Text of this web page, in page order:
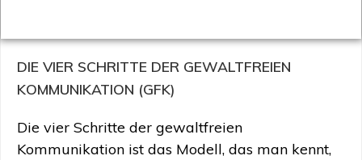
DIE VIER SCHRITTE DER GEWALTFREIEN
KOMMUNIKATION (GFK)
Die vier Schritte der gewaltfreien
Kommunikation ist das Modell, das man kennt,